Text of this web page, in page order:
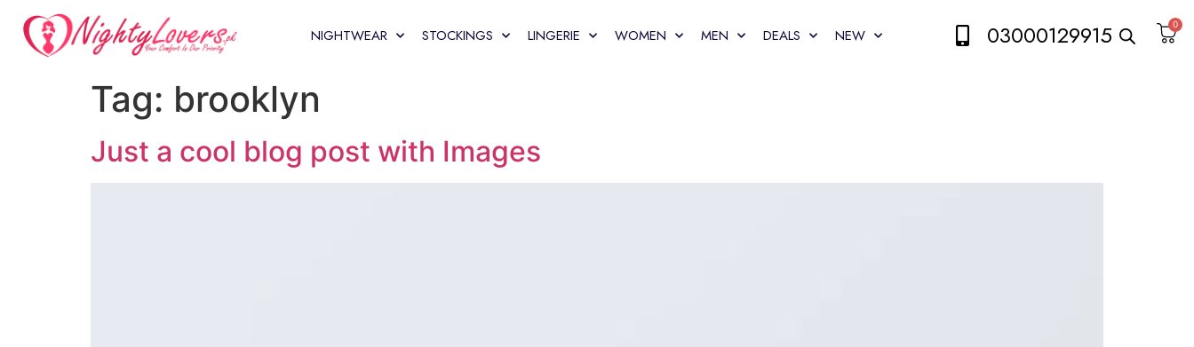
NIGHTWEAR STOCKINGS LINGERIE WOMEN MEN DEALS NEW 03000129915 0
Tag: brooklyn
Just a cool blog post with Images